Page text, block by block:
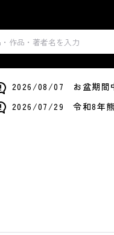
2026/08/07 お盆期間
2026/07/29 令和8年熊